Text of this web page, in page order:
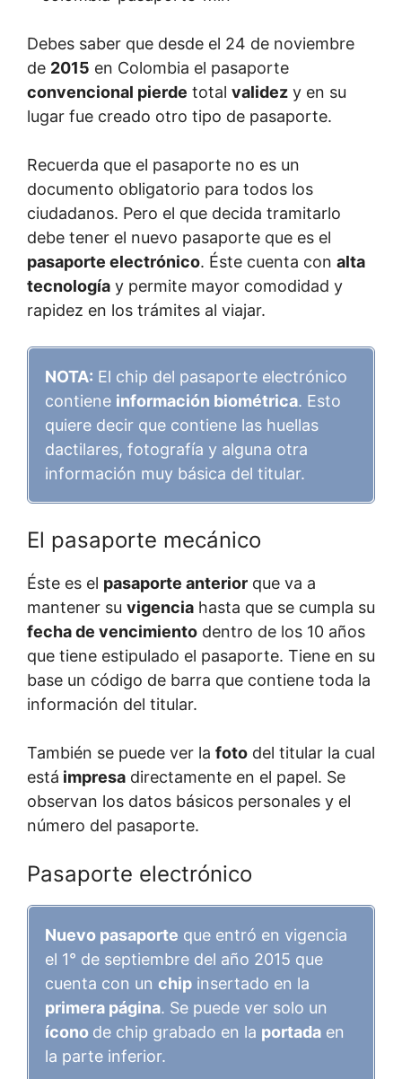
Debes saber que desde el 24 de noviembre
de 2015 en Colombia el pasaporte
convencional pierde total validez y en su
lugar fue creado otro tipo de pasaporte.
Recuerda que el pasaporte no es un
documento obligatorio para todos los
ciudadanos. Pero el que decida tramitarlo
debe tener el nuevo pasaporte que es el
pasaporte electrónico. Éste cuenta con alta
tecnología y permite mayor comodidad y
rapidez en los trámites al viajar.
NOTA: El chip del pasaporte electrónico
contiene información biométrica. Esto
quiere decir que contiene las huellas
dactilares, fotografía y alguna otra
información muy básica del titular.
El pasaporte mecánico
Éste es el pasaporte anterior que va a
mantener su vigencia hasta que se cumpla su
fecha de vencimiento dentro de los 10 años
que tiene estipulado el pasaporte. Tiene en su
base un código de barra que contiene toda la
información del titular.
También se puede ver la foto del titular la cual
está impresa directamente en el papel. Se
observan los datos básicos personales y el
número del pasaporte.
Pasaporte electrónico
Nuevo pasaporte que entró en vigencia
el 1° de septiembre del año 2015 que
cuenta con un chip insertado en la
primera página. Se puede ver solo un
ícono de chip grabado en la portada en
la parte inferior.